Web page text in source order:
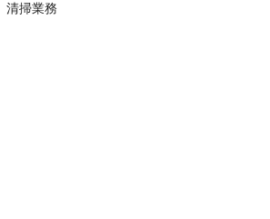
清掃業務